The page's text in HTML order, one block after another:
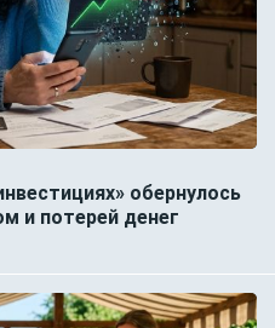
обернулось
и потерей денег